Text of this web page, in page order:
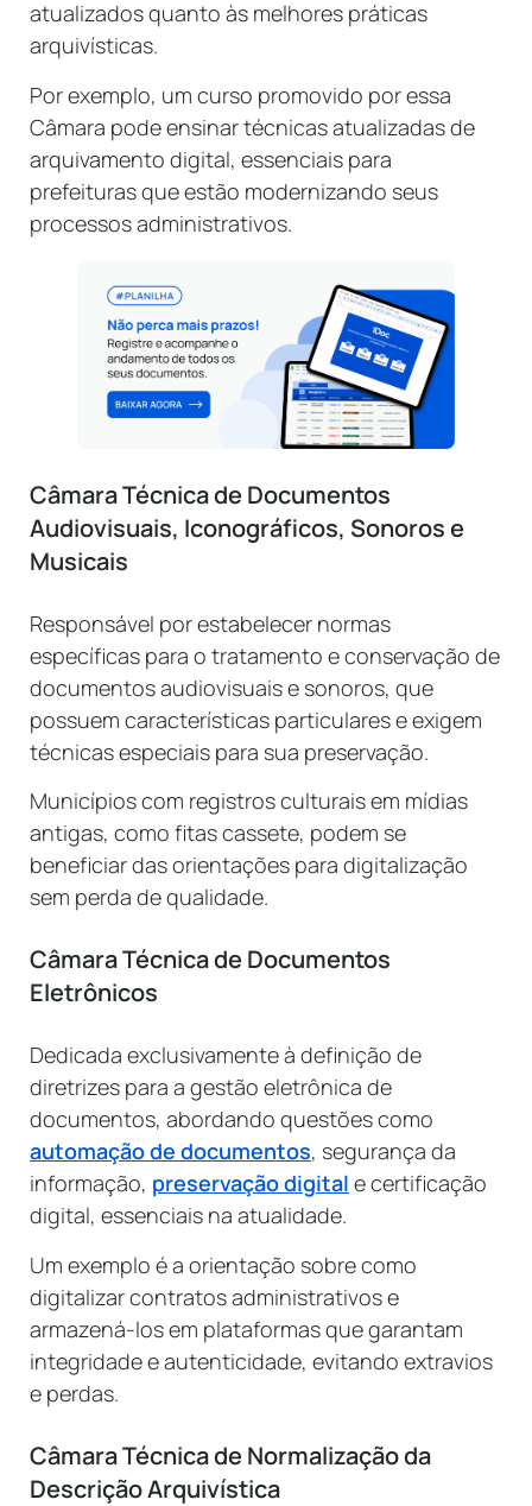
atualizados quanto às melhores práticas
arquivísticas.
Por exemplo, um curso promovido por essa
Câmara pode ensinar técnicas atualizadas de
arquivamento digital, essenciais para
prefeituras que estão modernizando seus
processos administrativos.
Câmara Técnica de Documentos
Audiovisuais, Iconográficos, Sonoros e
Musicais
Responsável por estabelecer normas
específicas para o tratamento e conservação de
documentos audiovisuais e sonoros, que
possuem características particulares e exigem
técnicas especiais para sua preservação.
Municípios com registros culturais em mídias
antigas, como fitas cassete, podem se
beneficiar das orientações para digitalização
sem perda de qualidade.
Câmara Técnica de Documentos
Eletrônicos
Dedicada exclusivamente à definição de
diretrizes para a gestão eletrônica de
documentos, abordando questões como
automação de documentos, segurança da
informação, preservação digital e certificação
digital, essenciais na atualidade.
Um exemplo é a orientação sobre como
digitalizar contratos administrativos e
armazená-los em plataformas que garantam
integridade e autenticidade, evitando extravios
e perdas.
Câmara Técnica de Normalização da
Descrição Arquivística